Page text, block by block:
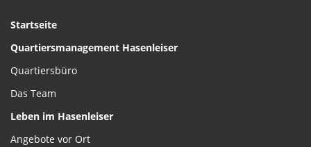
Startseite
Quartiersmanagement Hasenleiser
Quartiersbüro
Das Team
Leben im Hasenleiser
Angebote vor Ort